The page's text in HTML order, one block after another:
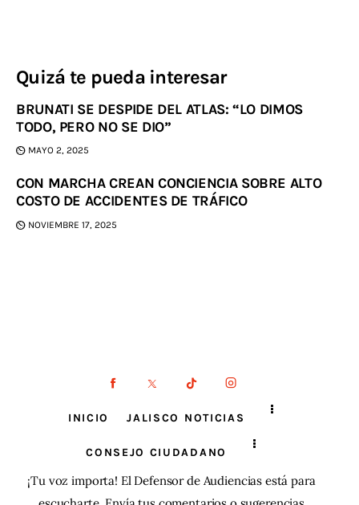
Quizá te pueda interesar
BRUNATI SE DESPIDE DEL ATLAS: “LO DIMOS
TODO, PERO NO SE DIO”
MAYO 2, 2025
CON MARCHA CREAN CONCIENCIA SOBRE ALTO
COSTO DE ACCIDENTES DE TRÁFICO
NOVIEMBRE 17, 2025
INICIO JALISCO NOTICIAS
CONSEJO CIUDADANO
¡Tu voz importa! El Defensor de Audiencias está para